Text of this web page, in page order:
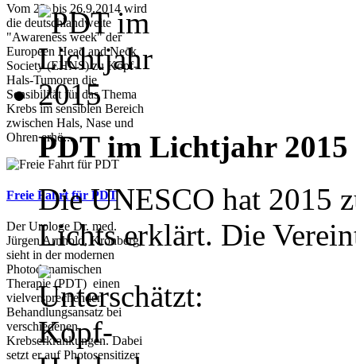
Vom 22. bis 26.9.2014 wird
die deutschlandweite
"Awareness week" der
Europeen Head and Neck
Society (EHNS) zu Kopf-
Hals-Tumoren die
Sensibilität für das Thema
Krebs im sensiblen Bereich
zwischen Hals, Nase und
Ohren erhö...
Freie Fahrt für PDT
Der Urologe Dr. med.
Jürgen Arnhold, Kronberg,
sieht in der modernen
Photodynamischen
Therapie (PDT) einen
vielversprechenden
Behandlungsansatz bei
verschiedenen
Krebserkrankungen. Dabei
setzt er auf Photosensitizer
PDT im Lichtjahr 2015
Die UNESCO hat 2015
Lichts erklärt. Die